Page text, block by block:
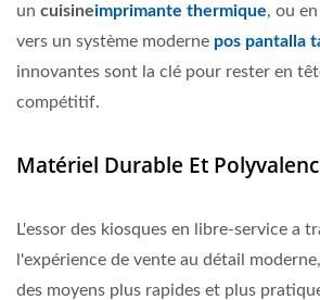
un cuisineimprimante thermique, ou
vers un système moderne pos pantalla
innovantes sont la clé pour rester en
compétitif.
Matériel Durable Et
L'essor des kiosques en libre-service a
l'expérience de vente au détail
des moyens plus rapides et plus